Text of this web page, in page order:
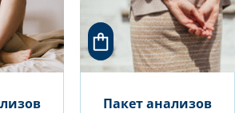
Пакет анализов